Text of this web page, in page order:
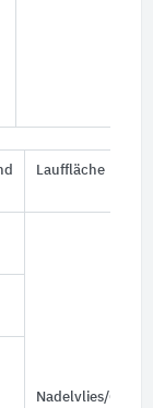
Lauffläche
Nadelvlies/